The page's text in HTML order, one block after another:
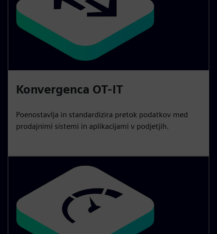
Konvergenca OT-IT
Poenostavlja in standardizira pretok podatkov med
prodajnimi sistemi in aplikacijami v podjetjih.